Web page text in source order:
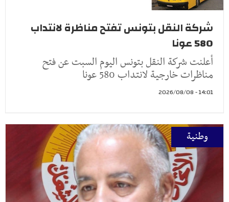
شركة النقل بتونس تفتح مناظرة لانتداب
580 عونا
أعلنت شركة النقل بتونس اليوم السبت عن فتح
مناظرات خارجية لانتداب 580 عونا
14:01 - 2026/08/08
وطنية